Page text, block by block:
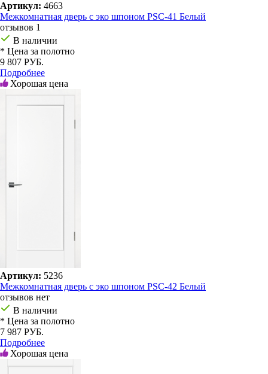
Артикул: 4663
Межкомнатная дверь с эко шпоном PSC-41 Белый
отзывов 1
В наличии
* Цена за полотно
9 807 РУБ.
Подробнее
Хорошая цена
Артикул: 5236
Межкомнатная дверь с эко шпоном PSC-42 Белый
отзывов нет
В наличии
* Цена за полотно
7 987 РУБ.
Подробнее
Хорошая цена